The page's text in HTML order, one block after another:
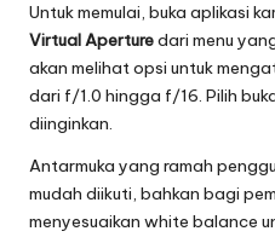
Untuk memulai, buka aplikasi
Virtual Aperturedari menu
akan melihat opsi untuk
dari f/1.0 hingga f/16. Pilih
diinginkan.
Antarmuka yang ramah
mudah diikuti, bahkan bagi
menyesuaikan white balance